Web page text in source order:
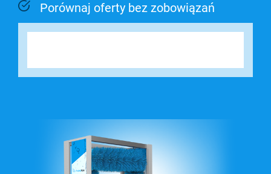
Porównaj oferty bez zobowiązań